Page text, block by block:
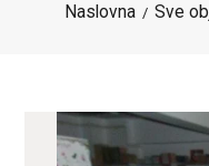
Naslovna Sve
NOVOSTI